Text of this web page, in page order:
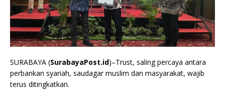
SURABAYA (SurabayaPost.id)–Trust, saling percaya antara
perbankan syariah, saudagar muslim dan masyarakat, wajib
terus ditingkatkan.